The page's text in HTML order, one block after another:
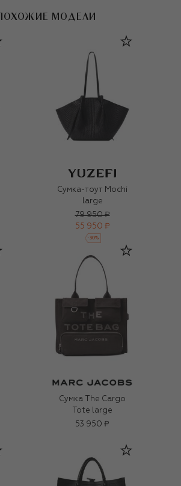
ПОХОЖИЕ МОДЕЛИ
Сумка-тоут Mochi
large
79 950 ₽
55 950 ₽
-30%
Сумка The Cargo
Tote large
53 950 ₽